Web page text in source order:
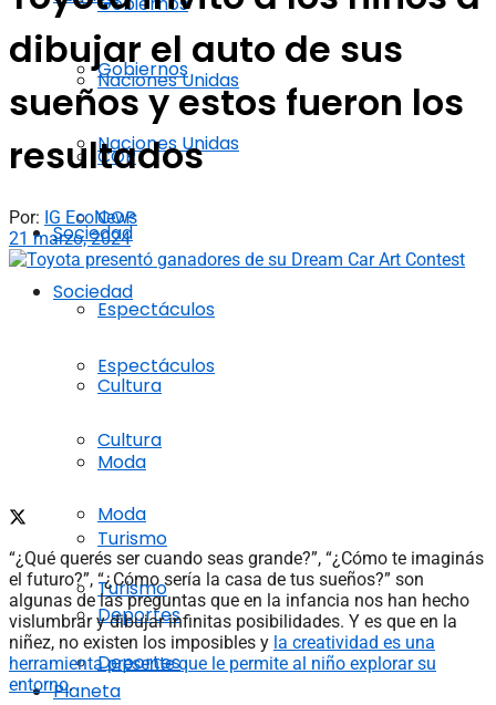
Naciones Unidas
COP
Sociedad
Espectáculos
Cultura
Moda
Turismo
Deportes
Planeta
Gobiernos
Naciones Unidas
COP
Sociedad
Espectáculos
Cultura
Moda
Turismo
Deportes
dibujar el auto de sus
sueños y estos fueron los
resultados
Por: IG EcoNews
21 marzo, 2024
“¿Qué querés ser cuando seas grande?”, “¿Cómo te imaginás
el futuro?”, “¿Cómo sería la casa de tus sueños?” son
algunas de las preguntas que en la infancia nos han hecho
vislumbrar y dibujar infinitas posibilidades. Y es que en la
niñez, no existen los imposibles y la creatividad es una
herramienta presente que le permite al niño explorar su
entorno.